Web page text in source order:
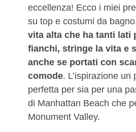
eccellenza! Ecco i miei
su top e costumi da
vita alta che ha tanti lati
fianchi, stringe la vita e
anche se portati con
comode. L’ispirazione un
perfetta per sia per una
di Manhattan Beach che
Monument Valley.